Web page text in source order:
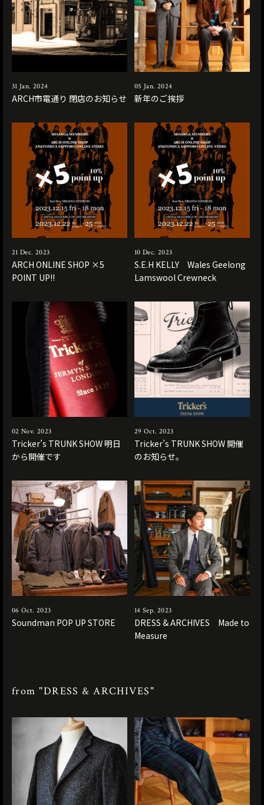
31 Jan. 2024
ARCH市電通り 閉店のお知らせ
05 Jan. 2024
新年のご挨拶
21 Dec. 2023
ARCH ONLINE SHOP ×5
POINT UP!!
10 Dec. 2023
S.E.H KELLY Wales Geelong
Lamswool Crewneck
02 Nov. 2023
Tricker’s TRUNK SHOW 明日
から開催です
29 Oct. 2023
Tricker’s TRUNK SHOW 開催
のお知らせ。
06 Oct. 2023
Soundman POP UP STORE
14 Sep. 2023
DRESS & ARCHIVES Made to
Measure
from "DRESS & ARCHIVES"